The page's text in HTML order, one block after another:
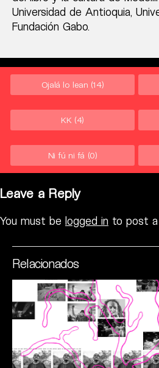
Universidad de Antioquia,
Fundación Gabo.
Ojalá lo lean (14)
KK (4)
Ni fú ni fá (0)
Leave a Reply
You must be logged in to post
Relacionados